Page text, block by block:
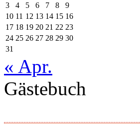
3
4 5 6 7 8
9
10 11 12 13 14 15 16
17 18 19 20 21 22 23
24 25 26 27 28 29 30
31
« Apr.
Gästebuch